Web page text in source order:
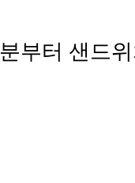
분부터 샌드